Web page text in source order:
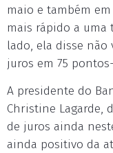
maio e também
mais rápido a uma
lado, ela disse não
juros em 75
A presidente do
Christine Lagarde,
de juros ainda
ainda positivo da